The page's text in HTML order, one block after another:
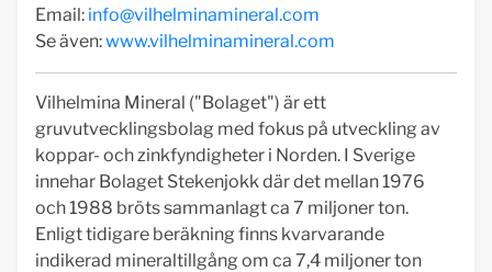
Email: info@vilhelminamineral.com
Se även:www.vilhelminamineral.com
Vilhelmina Mineral ("Bolaget") är ett
gruvutvecklingsbolag med fokus på utveckling av
koppar- och zinkfyndigheter i Norden. I Sverige
innehar Bolaget Stekenjokk där det mellan 1976
och 1988 bröts sammanlagt ca 7 miljoner ton.
Enligt tidigare beräkning finns kvarvarande
indikerad mineraltillgång om ca 7,4 miljoner ton